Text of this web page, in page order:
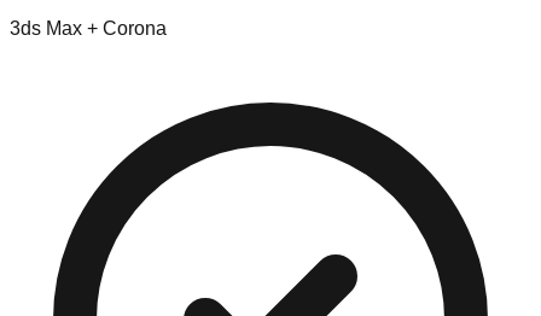
3ds Max + Corona